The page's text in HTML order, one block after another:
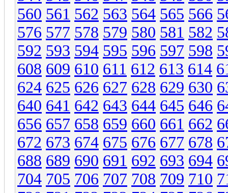
560 561 562 563 564 565 566
576 577 578 579 580 581 582
592 593 594 595 596 597 598
608 609 610 611 612 613 614
624 625 626 627 628 629 630
640 641 642 643 644 645 646
656 657 658 659 660 661 662
672 673 674 675 676 677 678
688 689 690 691 692 693 694
704 705 706 707 708 709 710